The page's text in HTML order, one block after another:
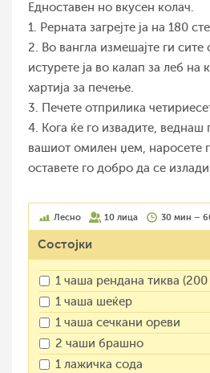
Едноставен но вкусен колач.
1. Рерната загрејте ја на 180
2. Во вангла измешајте ги сите
истурете ја во калап за леб на
хартија за печење.
3. Печете отприлика
4. Кога ќе го извадите, веднаш
вашиот омилен џем, наросете
оставете го добро да се
Лесно 10 лица 30 мин –
Состојки
1 чаша рендана тиква
1 чаша шеќер
1 чаша сечкани ореви
2 чаши брашно
1 лажичка сода